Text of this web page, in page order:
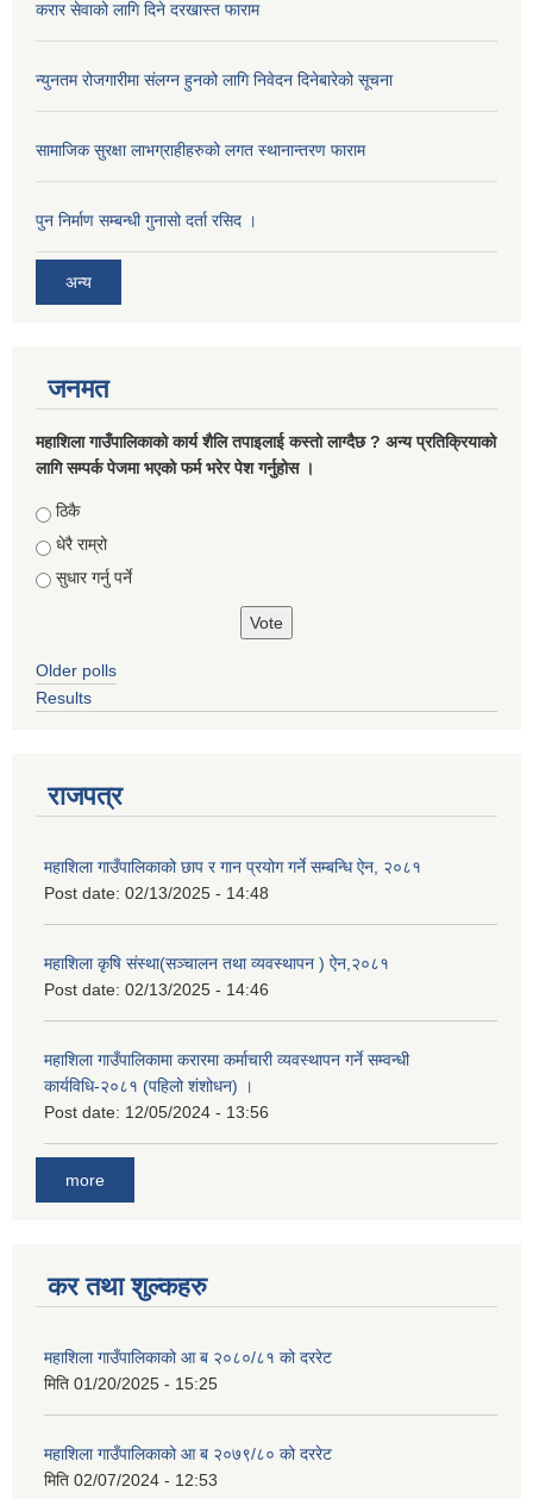
करार सेवाको लागि दिने दरखास्त फाराम
न्युनतम रोजगारीमा संलग्न हुनको लागि निवेदन दिनेबारेको सूचना
सामाजिक सुरक्षा लाभग्राहीहरुको लगत स्थानान्तरण फाराम
पुन निर्माण सम्बन्धी गुनासो दर्ता रसिद ।
अन्य
जनमत
महाशिला गाउँपालिकाको कार्य शैलि तपाइलाई कस्तो लाग्दैछ ? अन्य प्रतिक्रियाको
लागि सम्पर्क पेजमा भएको फर्म भरेर पेश गर्नुहोस ।
Choices
ठिकै
धेरै राम्रो
सुधार गर्नु पर्ने
Older polls
Results
राजपत्र
महाशिला गाउँपालिकाको छाप र गान प्रयोग गर्ने सम्बन्धि ऐन, २०८१
Post date: 02/13/2025 - 14:48
महाशिला कृषि संस्था(सञ्चालन तथा व्यवस्थापन ) ऐन,२०८१
Post date: 02/13/2025 - 14:46
महाशिला गाउँपालिकामा करारमा कर्माचारी व्यवस्थापन गर्ने सम्वन्धी
कार्यविधि-२०८१ (पहिलो शंशोधन) ।
Post date: 12/05/2024 - 13:56
more
कर तथा शुल्कहरु
महाशिला गाउँपालिकाको आ ब २०८०/८१ को दररेट
मिति 01/20/2025 - 15:25
महाशिला गाउँपालिकाको आ ब २०७९/८० को दररेट
मिति 02/07/2024 - 12:53